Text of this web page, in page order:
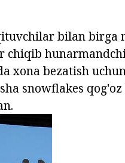
bilan birga
chiqib
xona bezatish
snowflakes qog'oz